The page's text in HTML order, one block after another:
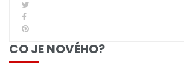
CO JE NOVÉHO?